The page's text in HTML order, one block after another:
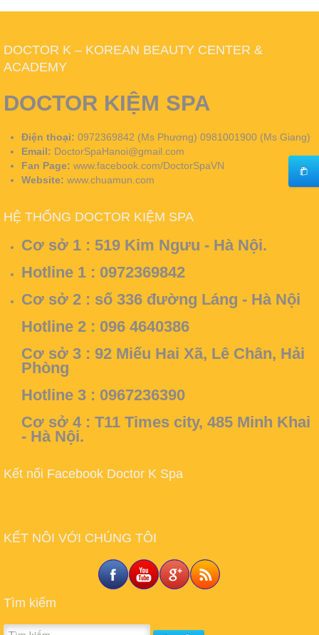
DOCTOR K – KOREAN BEAUTY CENTER &
ACADEMY
DOCTOR KIỆM SPA
Điện thoại: 0972369842 (Ms Phương) 0981001900 (Ms Giang)
Email: DoctorSpaHanoi@gmail.com
Fan Page: www.facebook.com/DoctorSpaVN
Website: www.chuamun.com
HỆ THỐNG DOCTOR KIỆM SPA
Cơ sở 1 : 519 Kim Ngưu - Hà Nội.
Hotline 1 : 0972369842
Cơ sở 2 : số 336 đường Láng - Hà Nội
Hotline 2 : 096 4640386
Cơ sở 3 : 92 Miếu Hai Xã, Lê Chân, Hải
Phòng
Hotline 3 : 0967236390
Cơ sở 4 : T11 Times city, 485 Minh Khai
- Hà Nội.
Kết nối Facebook Doctor K Spa
KẾT NÔI VỚI CHÚNG TÔI
Tìm kiếm